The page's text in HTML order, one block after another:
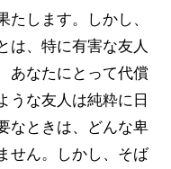
します。しかし、
は、特に有害な友人
あなたにとって代償
うな友人は純粋に日
なときは、どんな卑
せん。しかし、そば